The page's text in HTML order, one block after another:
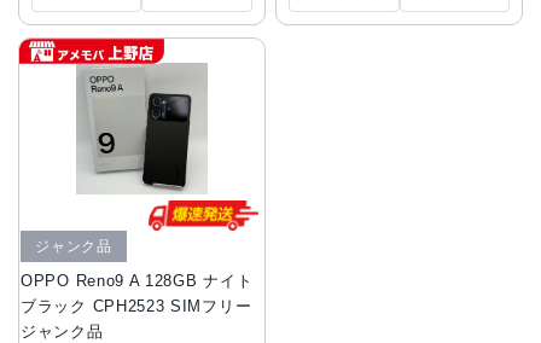
OPPO Reno9 A 128GB ナイト
ブラック CPH2523 SIMフリー
ジャンク品
ジャンク品